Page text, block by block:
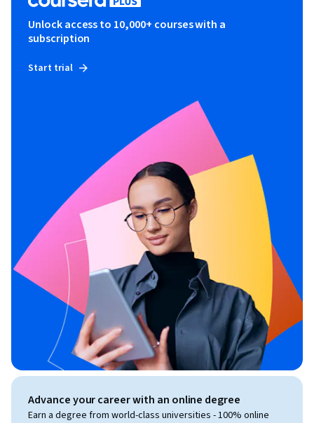
Unlock access to 10,000+ courses with a
subscription
Start trial
Advance your career with an online degree
Earn a degree from world-class universities - 100% online